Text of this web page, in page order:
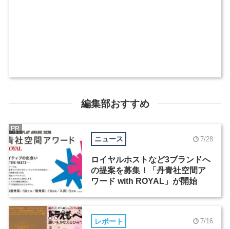
編集部おすすめ
ニュース 7/28
ロイヤルホストなど3ブランドへ
の提案を募集！「丹青社空間ア
ワード with ROYAL」が開始
PR
レポート 7/16